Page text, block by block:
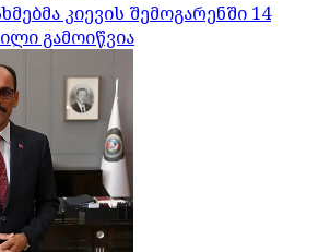
კიევის შემოგარენში 14
გამოიწვია